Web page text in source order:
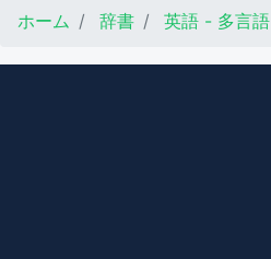
ホーム
辞書 英語 - 多言語